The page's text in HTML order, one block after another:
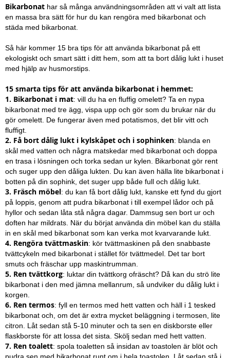
Bikarbonat har så många användningsområden att vi valt att lista
en massa bra sätt för hur du kan rengöra med bikarbonat och
städa med bikarbonat.
Så här kommer 15 bra tips för att använda bikarbonat på ett
ekologiskt och smart sätt i ditt hem, som att ta bort dålig lukt i huset
med hjälp av husmorstips.
15 smarta tips för att använda bikarbonat i hemmet:
1. Bikarbonat i mat: vill du ha en fluffig omelett? Ta en nypa
bikarbonat med tre ägg, vispa upp och gör som du brukar när du
gör omelett. De fungerar även med potatismos, det blir vitt och
fluffigt.
2. Få bort dålig lukt i kylskåpet och i sophinken: blanda en
skål med vatten och några matskedar med bikarbonat och doppa
en trasa i lösningen och torka sedan ur kylen. Bikarbonat gör rent
och suger upp den dåliga lukten. Du kan även hälla lite bikarbonat i
botten på din sophink, det suger upp både full och dålig lukt.
3. Fräsch möbel: du kan få bort dålig lukt, kanske ett fynd du gjort
på loppis, genom att pudra bikarbonat i till exempel lådor och på
hyllor och sedan låta stå några dagar. Dammsug sen bort ur och
doften har mildrats. När du börjat använda din möbel kan du ställa
in en skål med bikarbonat som kan verka mot kvarvarande lukt.
4. Rengöra tvättmaskin: kör tvättmaskinen på den snabbaste
tvättcykeln med bikarbonat i stället för tvättmedel. Det tar bort
smuts och fräschar upp maskintrumman.
5. Ren tvättkorg: luktar din tvättkorg ofräscht? Då kan du strö lite
bikarbonat i den med jämna mellanrum, så undviker du dålig lukt i
korgen.
6. Ren termos: fyll en termos med hett vatten och häll i 1 tesked
bikarbonat och, om det är extra mycket beläggning i termosen, lite
citron. Låt sedan stå 5-10 minuter och ta sen en diskborste eller
flaskborste för att lossa det sista. Skölj sedan med hett vatten.
7. Ren toalett: spola toaletten så insidan av toastolen är blöt och